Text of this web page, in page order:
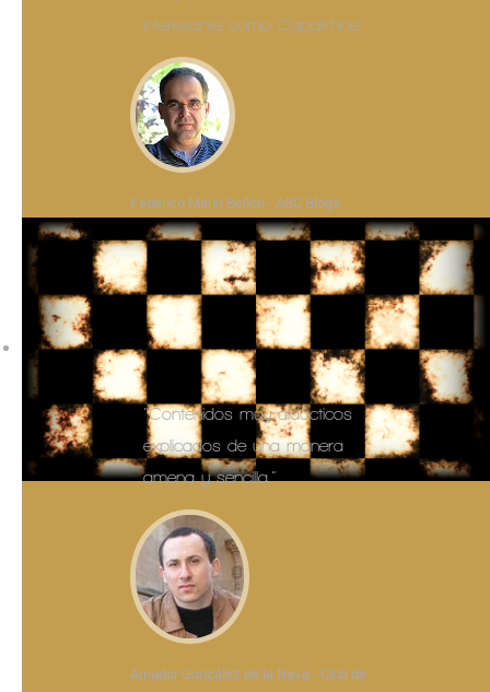
interesante como Capakhine"
Federico Marín Bellón - ABC Blogs.
"Contenidos muy didácticos
explicados de una manera
amena y sencilla."
Amador González de la Nava - Club de